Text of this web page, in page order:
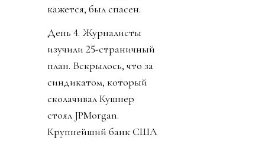
кажется, был спасен.
День 4. Журналисты
изучили 25-страничный
план. Вскрылось, что за
синдикатом, который
сколачивал Кушнер
стоял JPMorgan.
Крупнейший банк США